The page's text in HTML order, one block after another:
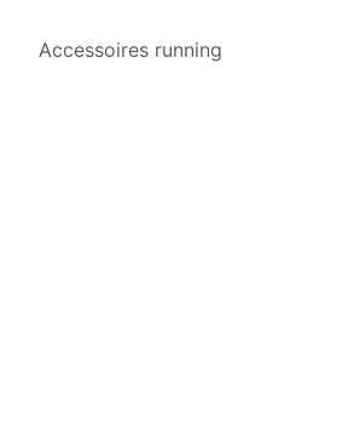
Accessoires running